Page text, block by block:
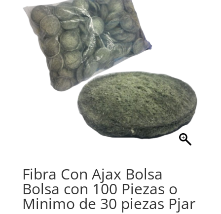
Fibra Con Ajax Bolsa
Bolsa con 100 Piezas o
Minimo de 30 piezas Pjar